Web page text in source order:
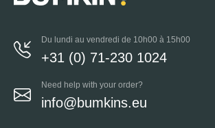
Du lundi au vendredi de 10h00 à 15h00
+31 (0) 71-230 1024
Need help with your order?
info@bumkins.eu